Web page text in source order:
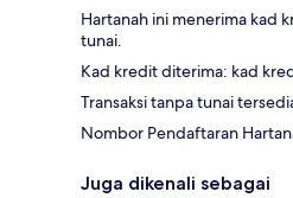
Hartanah ini menerima kad
tunai.
Kad kredit diterima: kad
Transaksi tanpa tunai
Nombor Pendaftaran
Juga dikenali sebagai